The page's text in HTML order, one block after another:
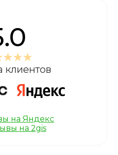
клиентов
на Яндекс
на 2gis